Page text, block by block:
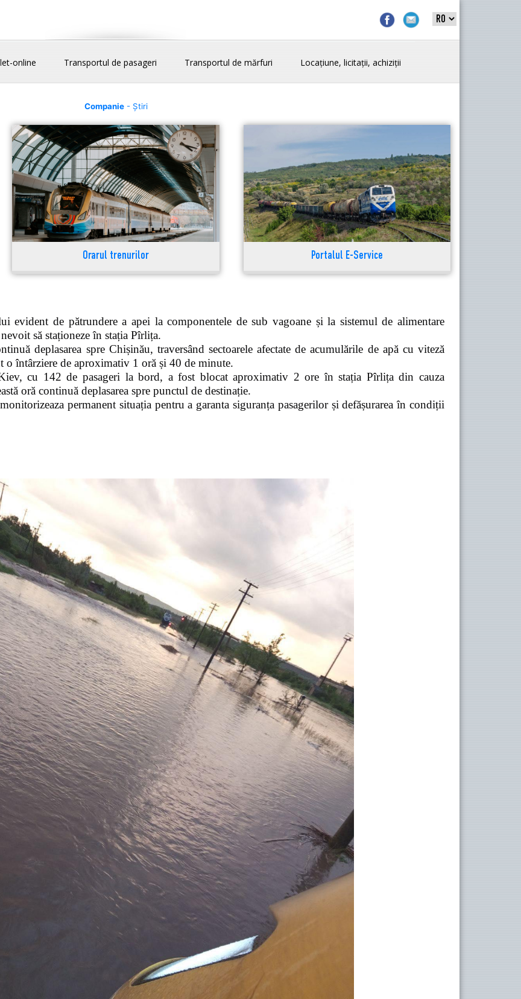
online Transportul de pasageri Transportul de mărfuri Locațiune, licitații, achiziții
Companie- Știri
Orarul trenurilor Portalul E-Service
evident de pătrundere a apei la componentele de sub vagoane și la sistemul de alimentare
să staționeze în stația Pîrlița.
deplasarea spre Chișinău, traversând sectoarele afectate de acumulările de apă cu viteză
o întârziere de aproximativ 1 oră și 40 de minute.
cu 142 de pasageri la bord, a fost blocat aproximativ 2 ore în stația Pîrlița din cauza
oră continuă deplasarea spre punctul de destinație.
permanent situația pentru a garanta siguranța pasagerilor și defășurarea în condiții